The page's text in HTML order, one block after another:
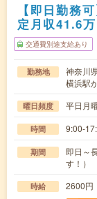
【即日勤務
定月収41.6
交通費別途支給あり
勤務地 神奈川
横浜駅
曜日頻度 平日月
時間 9:00-
期間
即日～
す！）
時給 2600円